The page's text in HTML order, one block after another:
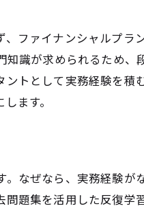
点
態
ファイナンシャルプラ
知識が求められるため、
トとして実務経験を積
ます。
なぜなら、実務経験が
題集を活用した反復学